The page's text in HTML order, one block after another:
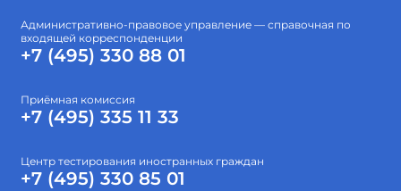
Административно-правовое управление — справочная по
входящей корреспонденции
+7 (495) 330 88 01
Приёмная комиссия
+7 (495) 335 11 33
Центр тестирования иностранных граждан
+7 (495) 330 85 01